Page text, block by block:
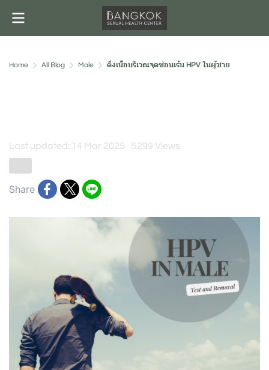
Home All Blog Male ติ่งเนื้อบริเวณจุดซ่อนเร้น HPV ในผู้ชาย
Last updated: 14 Mar 2025 5299 Views
Share